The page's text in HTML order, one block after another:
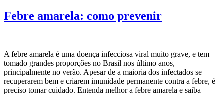
Febre amarela: como prevenir
A febre amarela é uma doença infecciosa viral muito grave, e tem
tomado grandes proporções no Brasil nos último anos,
principalmente no verão. Apesar de a maioria dos infectados se
recuperarem bem e criarem imunidade permanente contra a febre, é
preciso tomar cuidado. Entenda melhor a febre amarela e saiba